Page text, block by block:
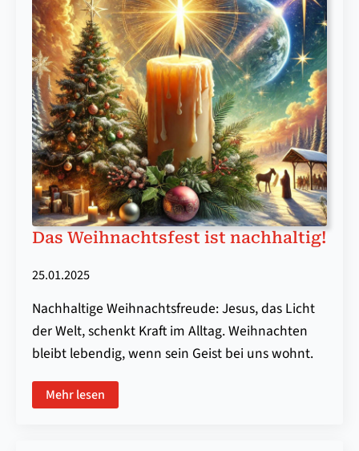
Das Weihnachtsfest ist nachhaltig!
25.01.2025
Nachhaltige Weihnachtsfreude: Jesus, das Licht
der Welt, schenkt Kraft im Alltag. Weihnachten
bleibt lebendig, wenn sein Geist bei uns wohnt.
Mehr lesen